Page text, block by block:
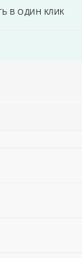
В ОДИН КЛИК